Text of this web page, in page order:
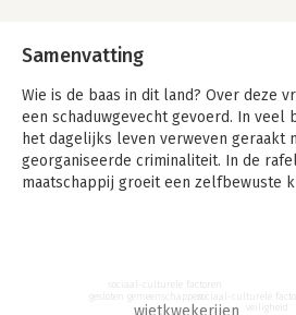
Samenvatting
Wie is de baas in dit land? Over deze
een schaduwgevecht gevoerd. In veel
het dagelijks leven verweven geraakt
georganiseerde criminaliteit. In de
maatschappij groeit een zelfbewuste
Bestuurders kijken weg, worden
wietkwekerijen
gesloten gemeenschappen
sociaal-culturele factoren
sociaal-culturele
veiligheid